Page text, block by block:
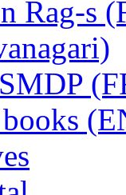
Rag-s